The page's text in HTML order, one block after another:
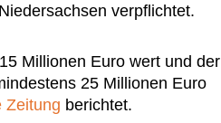
verpflichtet.
Millionen Euro wert und der
25 Millionen Euro
Zeitung berichtet.